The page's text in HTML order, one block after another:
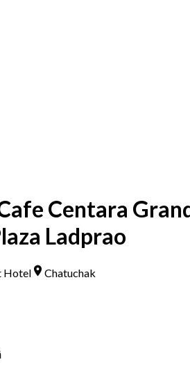
Centara
Ladprao
Hotel Chatuchak